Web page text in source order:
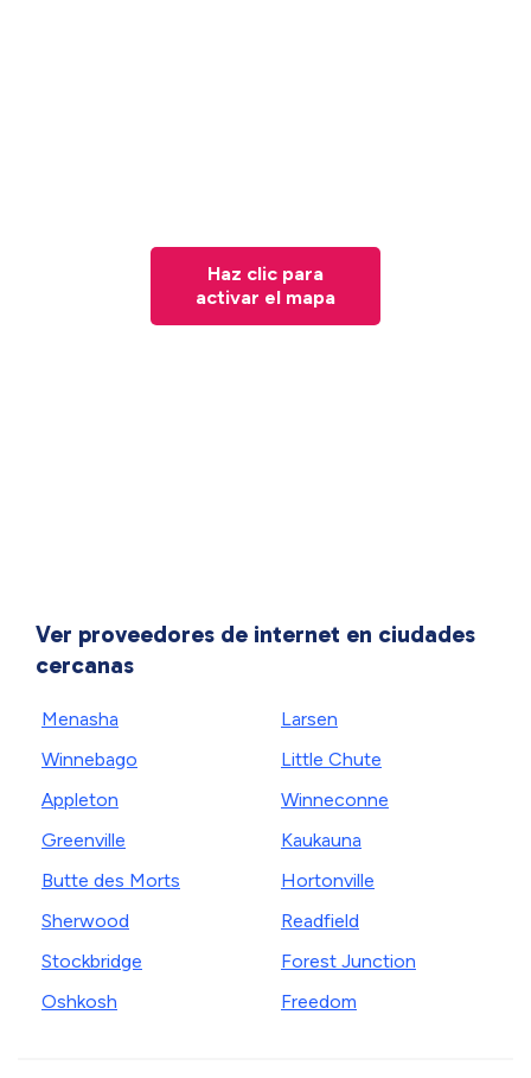
Haz clic para
activar el mapa
Ver proveedores de internet en ciudades
cercanas
Menasha
Winnebago
Appleton
Greenville
Butte des Morts
Sherwood
Stockbridge
Oshkosh
Larsen
Little Chute
Winneconne
Kaukauna
Hortonville
Readfield
Forest Junction
Freedom